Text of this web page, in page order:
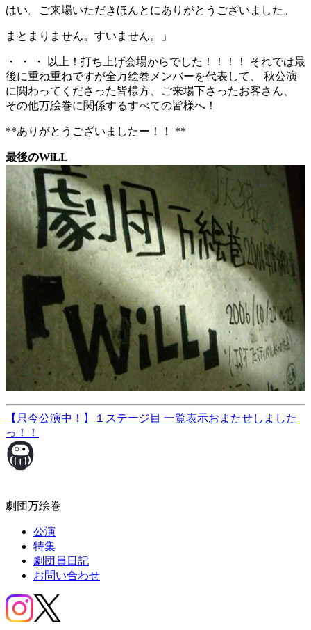
はい。ご来場いただきほんとにありがとうございました。
まとまりません。すいません。」
・ ・ ・ 以上！打ち上げ会場からでした！！！！ それでは最
後に重ね重ねですが全万絵巻メンバーを代表して、 秋公演
に関わってくださった皆様方、ご来場下さったお客さん、
その他万絵巻に関係するすべての皆様へ！
**ありがとうございましたー！！ **
最後のWiLL
【只今公演中！】１ステージ目 一覧表示おまたせしました
っ！！
劇団万絵巻
公演
特集
劇団員日記
お問い合わせ